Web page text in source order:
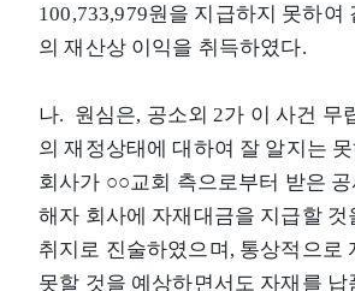
100,733,979원을 지급하지 못하여
의 재산상 이익을 취득하였다.
나. 원심은, 공소외 2가 이 사건 무
의 재정상태에 대하여 잘 알지는
회사가 ○○교회 측으로부터 받은
해자 회사에 자재대금을 지급할 것
취지로 진술하였으며, 통상적으로
못할 것을 예상하면서도 자재를 납